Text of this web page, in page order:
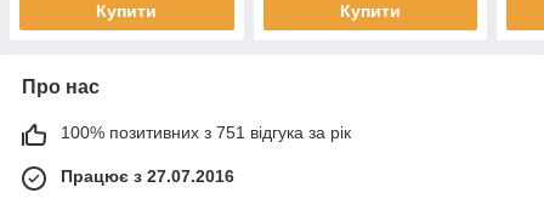
Купити Купити
Про нас
100% позитивних з 751 відгука за рік
Працює з 27.07.2016